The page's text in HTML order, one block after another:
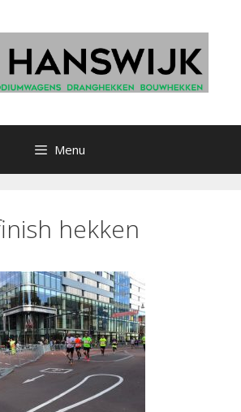
Menu
hekken